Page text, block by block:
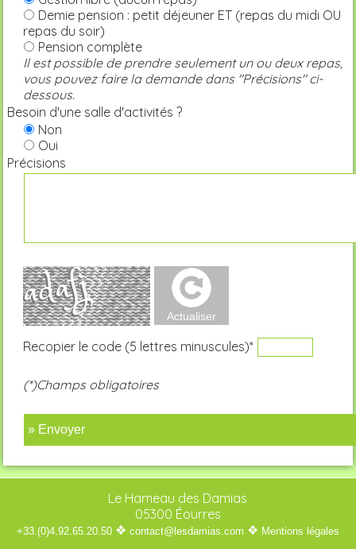
Demie pension : petit déjeuner ET (repas du midi OU
repas du soir)
Pension complète
Il est possible de prendre seulement un ou deux repas,
vous pouvez faire la demande dans "Précisions" ci-
dessous.
Besoin d'une salle d'activités ?
Non
Oui
Précisions
Recopier le code (5 lettres minuscules)*
(*)Champs obligatoires
» Envoyer
Le Hameau des Damias
05300 Éourres
+33.(0)4.92.65.20.50 ❖ contact@lesdamias.com ❖ Mentions légales